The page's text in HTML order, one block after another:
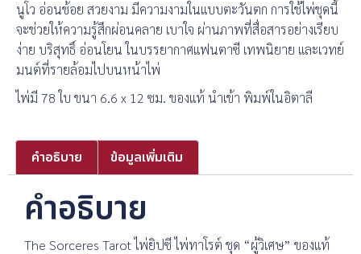
นูโว อ่อนช้อย สวยงาม มีความงามในแบบตะวันตก การใช้ไพ่ชุดนี้
จะช่วยให้ความรู้สึกผ่อนคลาย เบาใจ ผ่านภาพที่สื่อสารอย่างเรียบ
ง่าย บริสุทธิ์ อ่อนโยน ในบรรยากาศแฟนตาซี เทพนิยาย และเวทย์
มนต์ที่รายล้อมไปบนหน้าไพ่
ไพ่มี 78 ใบ ขนา 6.6 x 12 ซม. ของแท้ นำเข้า พิมพ์ในอิตาลี
คำอธิบาย ข้อมูลเพิ่มเติม
คำอธิบาย
The Sorceres Tarot ไพ่ยิปซี ไพ่ทาโรต์ ชุด “ผู้วิเศษ” ของแท้